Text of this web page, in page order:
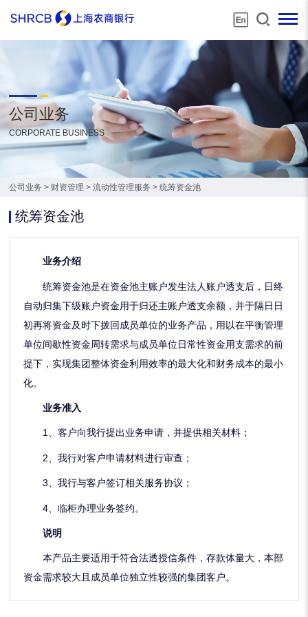
公司业务
CORPORATE BUSINESS
公司业务 > 财资管理 >流动性管理服务 >统筹资金池
统筹资金池
业务介绍
统筹资金池是在资金池主账户发生法人账户透支后，日终
自动归集下级账户资金用于归还主账户透支余额，并于隔日日
初再将资金及时下拨回成员单位的业务产品，用以在平衡管理
单位间歇性资金周转需求与成员单位日常性资金用支需求的前
提下，实现集团整体资金利用效率的最大化和财务成本的最小
化。
业务准入
1、客户向我行提出业务申请，并提供相关材料；
2、我行对客户申请材料进行审查；
3、我行与客户签订相关服务协议；
4、临柜办理业务签约。
说明
本产品主要适用于符合法透授信条件，存款体量大，本部
资金需求较大且成员单位独立性较强的集团客户。